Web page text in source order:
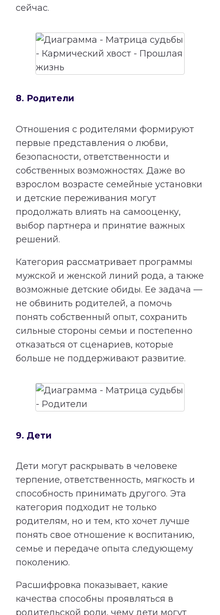
сейчас.
8. Родители
Отношения с родителями формируют
первые представления о любви,
безопасности, ответственности и
собственных возможностях. Даже во
взрослом возрасте семейные установки
и детские переживания могут
продолжать влиять на самооценку,
выбор партнера и принятие важных
решений.
Категория рассматривает программы
мужской и женской линий рода, а также
возможные детские обиды. Ее задача —
не обвинить родителей, а помочь
понять собственный опыт, сохранить
сильные стороны семьи и постепенно
отказаться от сценариев, которые
больше не поддерживают развитие.
9. Дети
Дети могут раскрывать в человеке
терпение, ответственность, мягкость и
способность принимать другого. Эта
категория подходит не только
родителям, но и тем, кто хочет лучше
понять свое отношение к воспитанию,
семье и передаче опыта следующему
поколению.
Расшифровка показывает, какие
качества способны проявляться в
родительской роли, чему дети могут